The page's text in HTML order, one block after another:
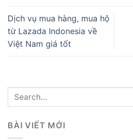
Dịch vụ mua hàng, mua hộ
từ Lazada Indonesia về
Việt Nam giá tốt
BÀI VIẾT MỚI